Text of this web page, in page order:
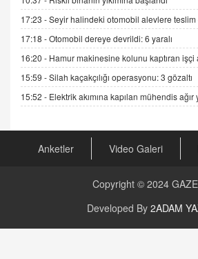
Sednaya
11.12.2024 12:30
DR. EKREM ASLAN
Gerçek Ne, Algı Ne?
Cümlesinin Peşinden
19.07.2025 12:45
Şifacının Yolu
04.11.2025 12:56
AV. RÜMEYSA ÖZKALE
Kira Uyuşmazlıklarında
Arabulucuya Başvuru Şartı
23.09.2023 16:30
17:23 -Seyir halindeki otomobil alevlere teslim
17:18 -Otomobil dereye devrildi: 6 yaralı
16:20 - Hamur makinesine kolunu kaptıran işçi
15:59 -Silah kaçakçılığı operasyonu: 3 gözaltı
15:52 - Elektrik akımına kapılan mühendis ağır
Anketler Video Galeri
Copyright © 2024
Developed By 2ADAM